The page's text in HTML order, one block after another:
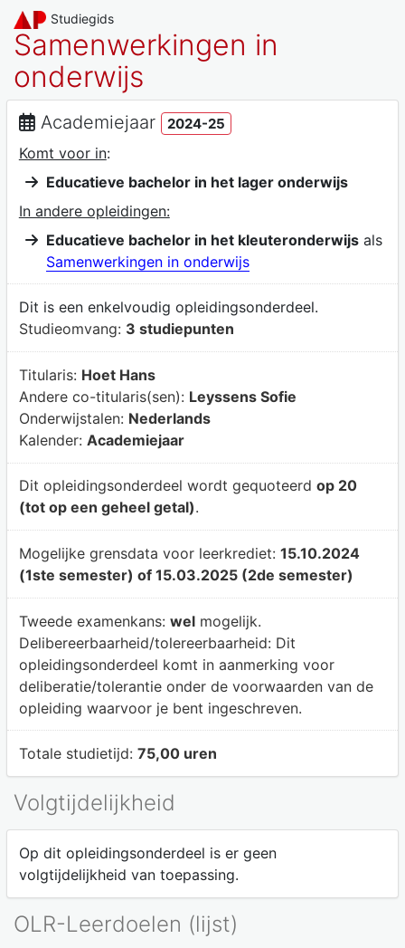
Studiegids
Samenwerkingen in
onderwijs
Academiejaar 2024-25
Komt voor in:
Educatieve bachelor in het lager onderwijs
In andere opleidingen:
Educatieve bachelor in het kleuteronderwijsals
Samenwerkingen in onderwijs
Dit is een enkelvoudig opleidingsonderdeel.
Studieomvang: 3 studiepunten
Titularis: Hoet Hans
Andere co-titularis(sen): Leyssens Sofie
Onderwijstalen: Nederlands
Kalender: Academiejaar
Dit opleidingsonderdeel wordt gequoteerd op 20
(tot op een geheel getal).
Mogelijke grensdata voor leerkrediet: 15.10.2024
(1ste semester) of 15.03.2025 (2de semester)
Tweede examenkans: welmogelijk.
Delibereerbaarheid/tolereerbaarheid: Dit
opleidingsonderdeel komt in aanmerking voor
deliberatie/tolerantie onder de voorwaarden van de
opleiding waarvoor je bent ingeschreven.
Totale studietijd: 75,00 uren
Volgtijdelijkheid
Op dit opleidingsonderdeel is er geen
volgtijdelijkheid van toepassing.
OLR-Leerdoelen (lijst)